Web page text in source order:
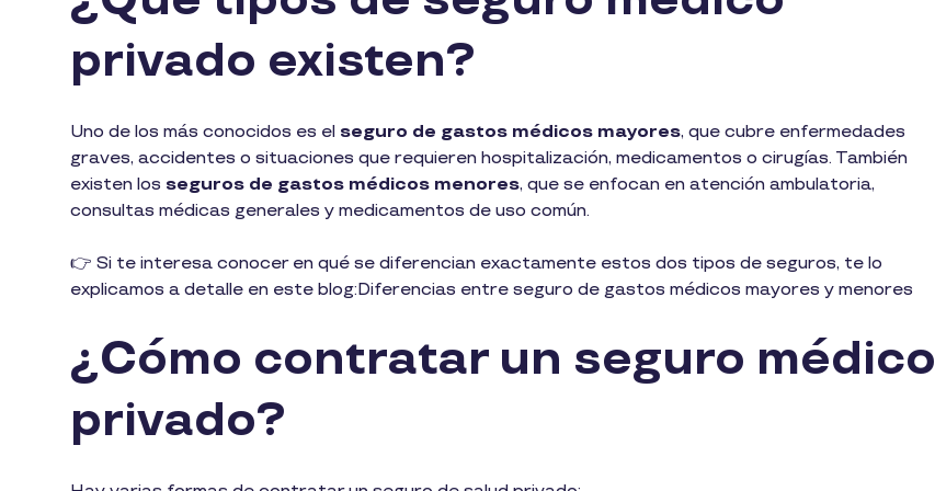
privado existen?
Uno de los más conocidos es el seguro de gastos médicos mayores, que cubre enfermedades
graves, accidentes o situaciones que requieren hospitalización, medicamentos o cirugías. También
existen los seguros de gastos médicos menores, que se enfocan en atención ambulatoria,
consultas médicas generales y medicamentos de uso común.
👉 Si te interesa conocer en qué se diferencian exactamente estos dos tipos de seguros, te lo
explicamos a detalle en este blog:Diferencias entre seguro de gastos médicos mayores y menores
¿Cómo contratar un seguro médico
privado?